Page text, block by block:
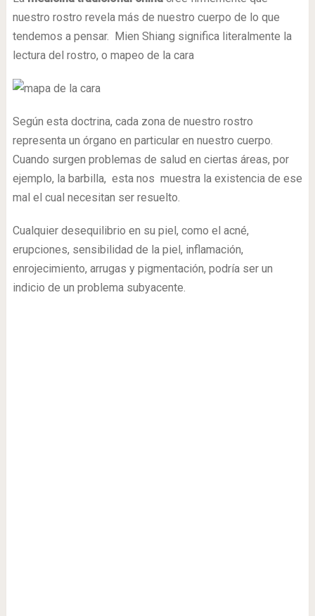
nuestro rostro revela más de nuestro cuerpo de lo que
tendemos a pensar. Mien Shiang significa literalmente la
lectura del rostro, o mapeo de la cara
Según esta doctrina, cada zona de nuestro rostro
representa un órgano en particular en nuestro cuerpo.
Cuando surgen problemas de salud en ciertas áreas, por
ejemplo, la barbilla, esta nos muestra la existencia de ese
mal el cual necesitan ser resuelto.
Cualquier desequilibrio en su piel, como el acné,
erupciones, sensibilidad de la piel, inflamación,
enrojecimiento, arrugas y pigmentación, podría ser un
indicio de un problema subyacente.